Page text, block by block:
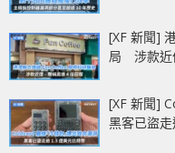
[XF 新聞]
局 涉款近
[XF 新聞]
黑客已盜